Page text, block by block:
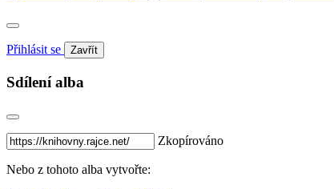
Přihlásit se Zavřít
Sdílení alba
Zkopírováno
Nebo z tohoto alba vytvořte: